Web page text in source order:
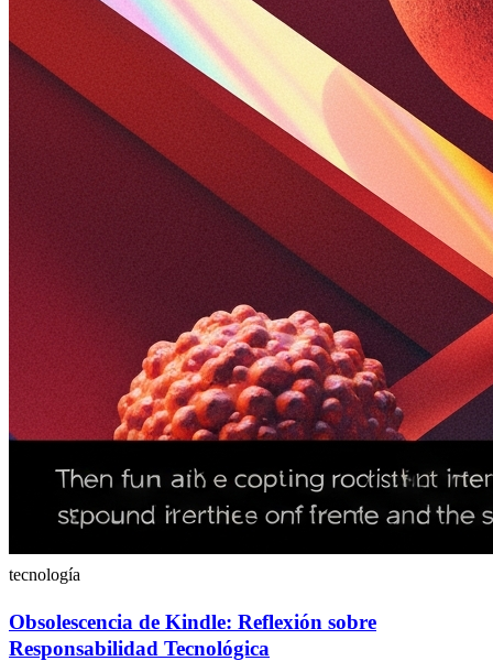
tecnología
Obsolescencia de Kindle: Reflexión sobre
Responsabilidad Tecnológica